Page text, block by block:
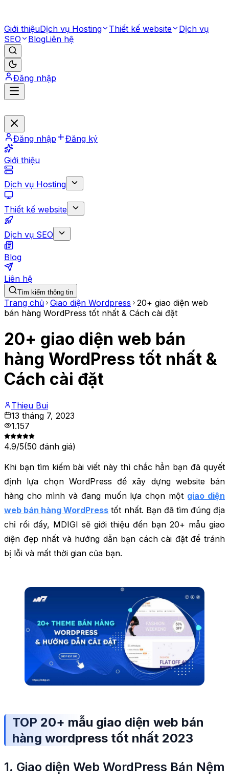
Giới thiệuDịch vụ Hosting Thiết kế website
Dịch vụ
SEO
BlogLiên hệ
Đăng nhập
Đăng nhập Đăng ký
Giới thiệu
Dịch vụ Hosting
Thiết kế website
Dịch vụ SEO
Blog
Liên hệ
Tìm kiếm thông tin
Trang chủ Giao diện Wordpress
20+ giao diện web
bán hàng WordPress tốt nhất & Cách cài đặt
20+ giao diện web bán
hàng WordPress tốt nhất &
Cách cài đặt
Thieu Bui
13 tháng 7, 2023
1.157
4.9/5(50 đánh giá)
Khi bạn tìm kiếm bài viết này thì chắc hẳn bạn đã quyết
định lựa chọn WordPress để xây dựng website bán
hàng cho mình và đang muốn lựa chọn một giao diện
web bán hàng WordPress tốt nhất. Bạn đã tìm đúng địa
chỉ rồi đấy, MDIGI sẽ giới thiệu đến bạn 20+ mẫu giao
diện đẹp nhất và hướng dẫn bạn cách cài đặt để tránh
bị lỗi và mất thời gian của bạn.
TOP 20+ mẫu giao diện web bán
hàng wordpress tốt nhất 2023
1. Giao diện Web WordPress Bán Nệm